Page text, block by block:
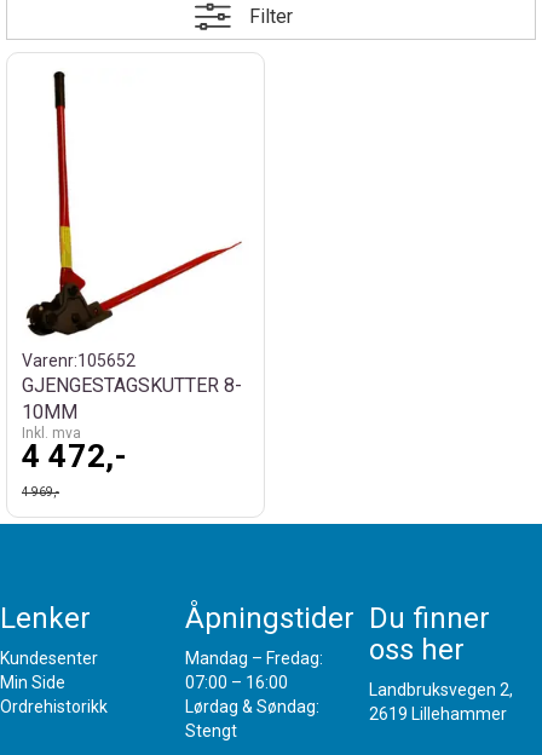
Filter
Varenr:105652
GJENGESTAGSKUTTER 8-
10MM
Inkl. mva
4 472,-
4 969,-
Lenker
Kundesenter
Min Side
Ordrehistorikk
Åpningstider
Mandag – Fredag:
07:00 – 16:00
Lørdag & Søndag:
Stengt
Du finner
oss her
Landbruksvegen 2,
2619 Lillehammer